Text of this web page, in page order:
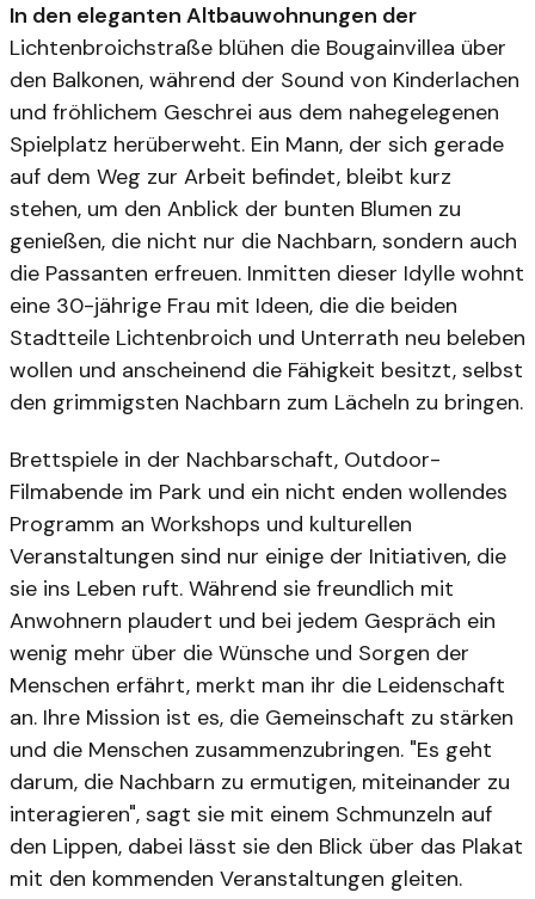
In den eleganten Altbauwohnungen der
Lichtenbroichstraße blühen die Bougainvillea über
den Balkonen, während der Sound von Kinderlachen
und fröhlichem Geschrei aus dem nahegelegenen
Spielplatz herüberweht. Ein Mann, der sich gerade
auf dem Weg zur Arbeit befindet, bleibt kurz
stehen, um den Anblick der bunten Blumen zu
genießen, die nicht nur die Nachbarn, sondern auch
die Passanten erfreuen. Inmitten dieser Idylle wohnt
eine 30-jährige Frau mit Ideen, die die beiden
Stadtteile Lichtenbroich und Unterrath neu beleben
wollen und anscheinend die Fähigkeit besitzt, selbst
den grimmigsten Nachbarn zum Lächeln zu bringen.
Brettspiele in der Nachbarschaft, Outdoor-
Filmabende im Park und ein nicht enden wollendes
Programm an Workshops und kulturellen
Veranstaltungen sind nur einige der Initiativen, die
sie ins Leben ruft. Während sie freundlich mit
Anwohnern plaudert und bei jedem Gespräch ein
wenig mehr über die Wünsche und Sorgen der
Menschen erfährt, merkt man ihr die Leidenschaft
an. Ihre Mission ist es, die Gemeinschaft zu stärken
und die Menschen zusammenzubringen. "Es geht
darum, die Nachbarn zu ermutigen, miteinander zu
interagieren", sagt sie mit einem Schmunzeln auf
den Lippen, dabei lässt sie den Blick über das Plakat
mit den kommenden Veranstaltungen gleiten.